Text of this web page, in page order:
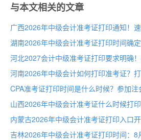
与本文相关的文章
河南2026年中级会计如何打印准考证？
CPA准考证打印时间是什么时候？参加